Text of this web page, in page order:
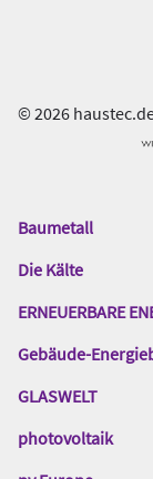
© 2026
Das
Gentner
Baumetall
Die Kälte
ERNEUERBARE
Gebäude-
GLASWELT
photovoltaik